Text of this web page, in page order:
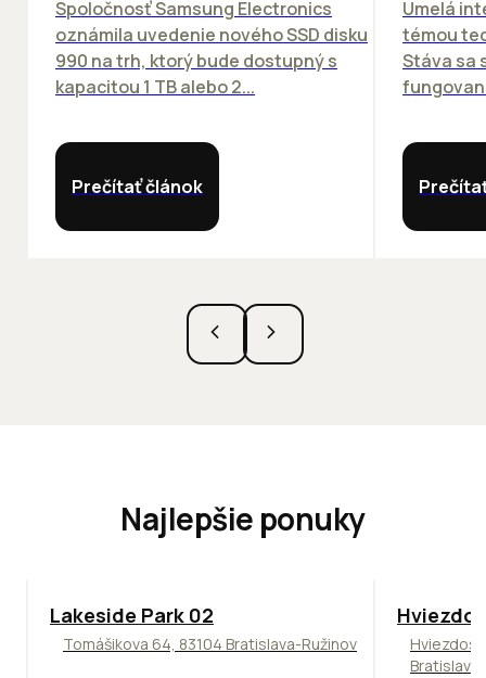
Spoločnosť Samsung Electronics
oznámila uvedenie nového SSD disku
990 na trh, ktorý bude dostupný s
kapacitou 1 TB alebo 2...
Prečítať článok
Umelá
témou
Stáva sa
Najlepšie ponuky
ODPORÚČAME
Lakeside Park 02
Tomášikova 64, 83104 Bratislava-Ružinov